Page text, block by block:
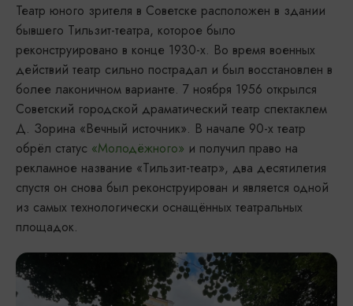
Театр юного зрителя в Советске расположен в здании
бывшего Тильзит-театра, которое было
реконструировано в конце 1930-х. Во время военных
действий театр сильно пострадал и был восстановлен в
более лаконичном варианте. 7 ноября 1956 открылся
Советский городской драматический театр спектаклем
Д. Зорина «Вечный источник». В начале 90-х театр
обрёл статус «Молодёжного» и получил право на
рекламное название «Тильзит-театр», два десятилетия
спустя он снова был реконструирован и является одной
из самых технологически оснащённых театральных
площадок.